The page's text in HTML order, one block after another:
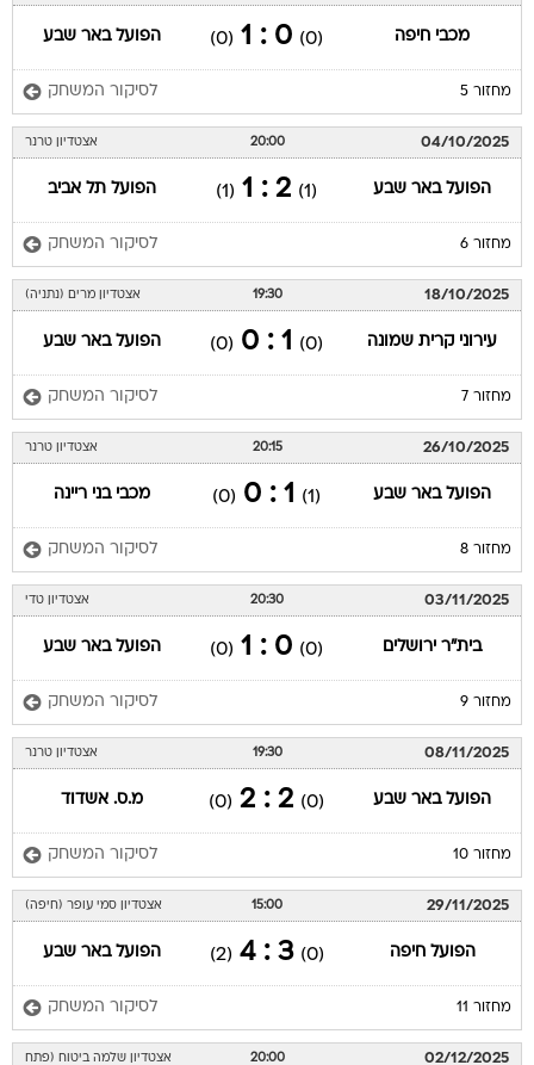
מכבי חיפה (0)
0 : 1
(0) הפועל באר שבע
מחזור 5 לסיקור המשחק
04/10/2025
20:00 אצטדיון טרנר
הפועל באר שבע (1)
2 : 1
(1) הפועל תל אביב
מחזור 6 לסיקור המשחק
18/10/2025
19:30 אצטדיון מרים (נתניה)
עירוני קרית שמונה (0)
1 : 0
(0) הפועל באר שבע
מחזור 7 לסיקור המשחק
26/10/2025
20:15 אצטדיון טרנר
הפועל באר שבע (1)
1 : 0
(0) מכבי בני ריינה
מחזור 8 לסיקור המשחק
03/11/2025
20:30 אצטדיון טדי
בית"ר ירושלים (0)
0 : 1
(0) הפועל באר שבע
מחזור 9 לסיקור המשחק
08/11/2025
19:30 אצטדיון טרנר
הפועל באר שבע (0)
2 : 2
(0) מ.ס. אשדוד
מחזור 10 לסיקור המשחק
29/11/2025
15:00 אצטדיון סמי עופר (חיפה)
הפועל חיפה (0)
3 : 4
(2) הפועל באר שבע
מחזור 11 לסיקור המשחק
02/12/2025
20:00 אצטדיון שלמה ביטוח (פתח